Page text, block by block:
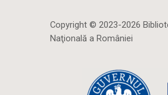
Copyright © 2023-2026
Naţională a României